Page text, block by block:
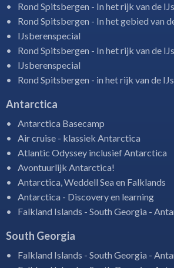
Rond Spitsbergen - In het rijk van de
Rond Spitsbergen - In het gebied van
IJsberenspecial
Rond Spitsbergen - In het rijk van de
IJsberenspecial
Rond Spitsbergen - in het rijk van de
Antarctica
Antarctica Basecamp
Air cruise - klassiek Antarctica
Atlantic Odyssey inclusief Antarctica
Avontuurlijk Antarctica!
Antarctica, Weddell Sea en Falklands
Antarctica - Discovery en learning
Falkland Islands - South Georgia -
South Georgia
Falkland Islands - South Georgia -